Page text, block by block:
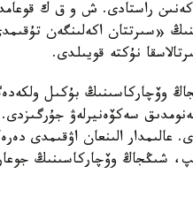
ەكەنىن راستادى. ش و ق ك
«سىرتتان اكەلىنگەن
نۇكتە قويىلدى.
وۆچاركاسىنىڭ بۇكىل
عالىمدار الىنعان اۋقىمدى
شىڭجاڭ وۆچاركاسىنىڭ